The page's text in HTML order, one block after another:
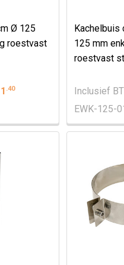
Ø 125
roestvast
.40
Kachelbuis
125 mm
roestvast
Inclusief
EWK-125-